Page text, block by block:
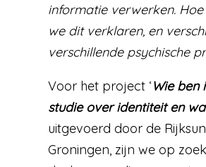
informatie verwerken. Hoe
we dit verklaren, en
verschillende psychische
Voor het project ‘Wie ben
studie over identiteit en
uitgevoerd door de
Groningen, zijn we op